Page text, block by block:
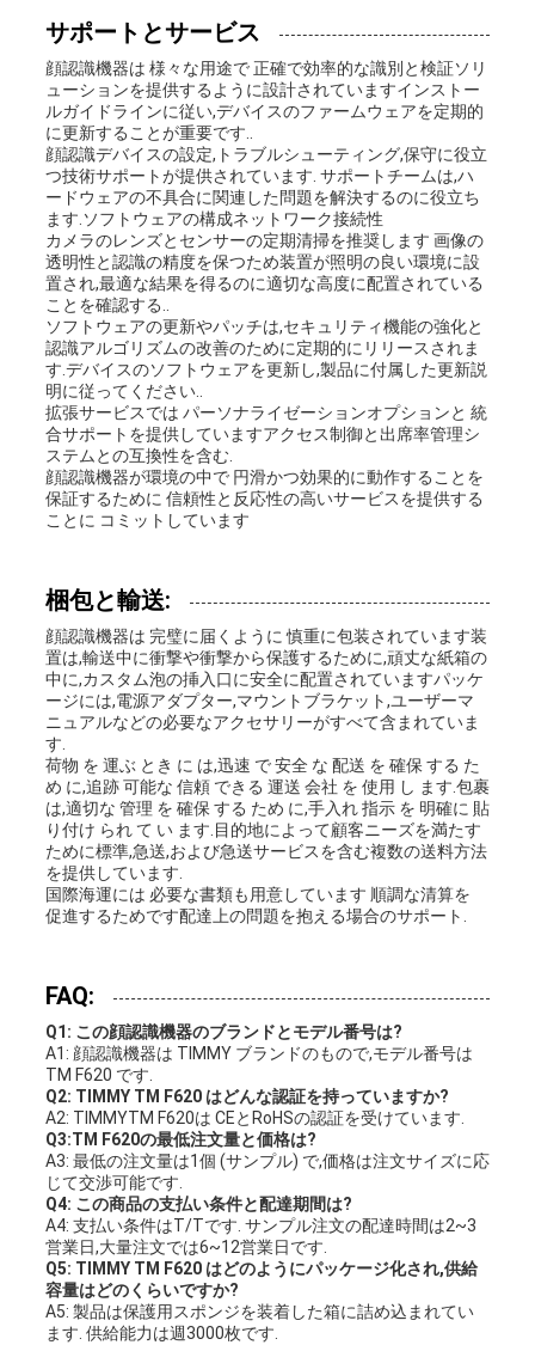
サポートとサービス
顔認識機器は 様々な用途で 正確で効率的な識別と検証ソリ
ューションを提供するように設計されていますインストー
ルガイドラインに従い,デバイスのファームウェアを定期的
に更新することが重要です..
顔認識デバイスの設定,トラブルシューティング,保守に役立
つ技術サポートが提供されています. サポートチームは,ハ
ードウェアの不具合に関連した問題を解決するのに役立ち
ます.ソフトウェアの構成ネットワーク接続性
カメラのレンズとセンサーの定期清掃を推奨します 画像の
透明性と認識の精度を保つため装置が照明の良い環境に設
置され,最適な結果を得るのに適切な高度に配置されている
ことを確認する..
ソフトウェアの更新やパッチは,セキュリティ機能の強化と
認識アルゴリズムの改善のために定期的にリリースされま
す.デバイスのソフトウェアを更新し,製品に付属した更新説
明に従ってください..
拡張サービスでは パーソナライゼーションオプションと 統
合サポートを提供していますアクセス制御と出席率管理シ
ステムとの互換性を含む.
顔認識機器が環境の中で 円滑かつ効果的に動作することを
保証するために 信頼性と反応性の高いサービスを提供する
ことに コミットしています
梱包と輸送:
顔認識機器は 完璧に届くように 慎重に包装されています装
置は,輸送中に衝撃や衝撃から保護するために,頑丈な紙箱の
中に,カスタム泡の挿入口に安全に配置されていますパッケ
ージには,電源アダプター,マウントブラケット,ユーザーマ
ニュアルなどの必要なアクセサリーがすべて含まれていま
す.
荷物 を 運ぶ とき に は,迅速 で 安全 な 配送 を 確保 する た
め に,追跡 可能な 信頼 できる 運送 会社 を 使用 し ます.包裹
は,適切な 管理 を 確保 する ため に,手入れ 指示 を 明確に 貼
り付け られ て い ます.目的地によって顧客ニーズを満たす
ために標準,急送,および急送サービスを含む複数の送料方法
を提供しています.
国際海運には 必要な書類も用意しています 順調な清算を
促進するためです配達上の問題を抱える場合のサポート.
FAQ:
Q1: この顔認識機器のブランドとモデル番号は?
A1: 顔認識機器は TIMMY ブランドのもので,モデル番号は
TM F620 です.
Q2: TIMMY TM F620 はどんな認証を持っていますか?
A2: TIMMYTM F620は CEとRoHSの認証を受けています.
Q3:TM F620の最低注文量と価格は?
A3: 最低の注文量は1個 (サンプル) で,価格は注文サイズに応
じて交渉可能です.
Q4: この商品の支払い条件と配達期間は?
A4: 支払い条件はT/Tです. サンプル注文の配達時間は2~3
営業日,大量注文では6~12営業日です.
Q5: TIMMY TM F620 はどのようにパッケージ化され,供給
容量はどのくらいですか?
A5: 製品は保護用スポンジを装着した箱に詰め込まれてい
ます. 供給能力は週3000枚です.